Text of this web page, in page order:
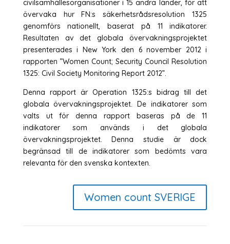
civilsamhällesorganisationer i 15 andra länder, för att
övervaka hur FN:s säkerhetsrådsresolution 1325
genomförs nationellt, baserat på 11 indikatorer.
Resultaten av det globala övervakningsprojektet
presenterades i New York den 6 november 2012 i
rapporten ”Women Count; Security Council Resolution
1325: Civil Society Monitoring Report 2012”.
Denna rapport är Operation 1325:s bidrag till det
globala övervakningsprojektet. De indikatorer som
valts ut för denna rapport baseras på de 11
indikatorer som används i det globala
övervakningsprojektet. Denna studie är dock
begränsad till de indikatorer som bedömts vara
relevanta för den svenska kontexten.
Women count SVERIGE